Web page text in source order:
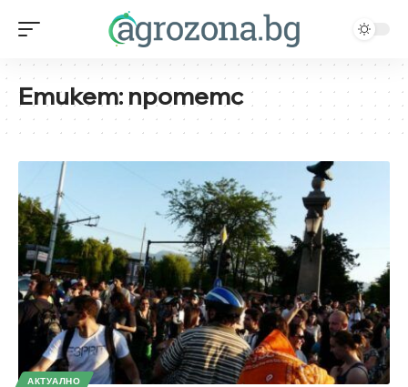
Етикет:протетс
АКТУАЛНО